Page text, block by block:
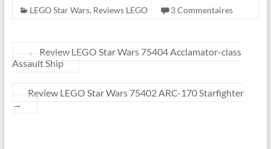
LEGO Star Wars, Reviews LEGO 3 Commentaires
←
Review LEGO Star Wars 75404 Acclamator-class
Assault Ship
Review LEGO Star Wars 75402 ARC-170 Starfighter
→